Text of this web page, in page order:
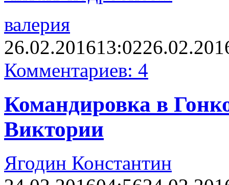
валерия
26.02.201613:02
Комментариев: 4
Командировка в
Виктории
Ягодин Константин